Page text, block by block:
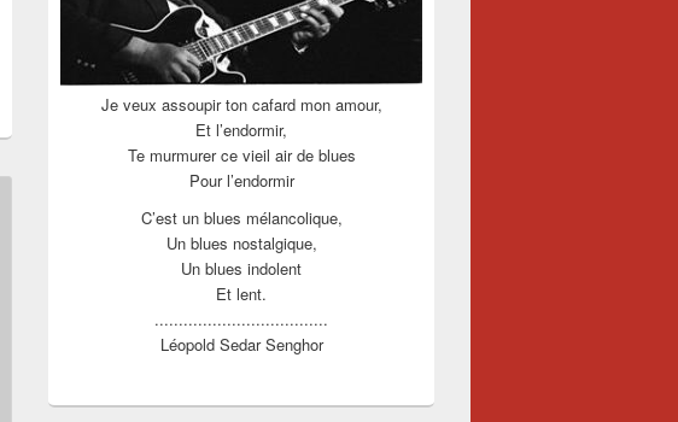
Je veux assoupir ton cafard mon amour,
Et l’endormir,
Te murmurer ce vieil air de blues
Pour l’endormir
C’est un blues mélancolique,
Un blues nostalgique,
Un blues indolent
Et lent.
....................................
Léopold Sedar Senghor